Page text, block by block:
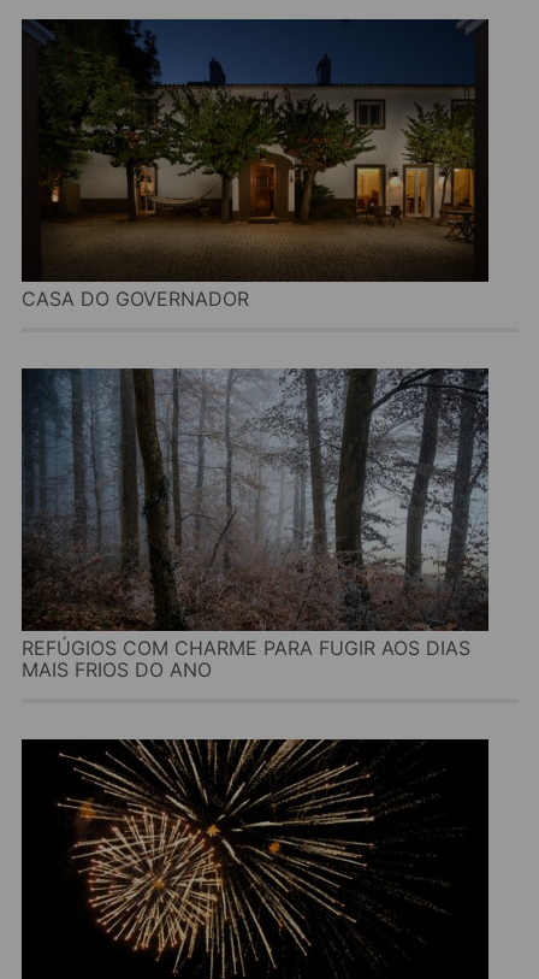
CASA DO GOVERNADOR
REFÚGIOS COM CHARME PARA FUGIR AOS DIAS
MAIS FRIOS DO ANO